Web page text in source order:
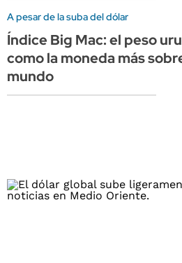
A pesar de la suba del dólar
Índice Big Mac: el peso
como la moneda más
mundo